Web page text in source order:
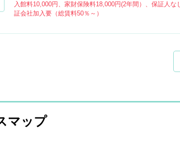
入館料10,000円、家財保険料18,000円(2年間）、保証人な
証会社加入要（総賃料50％～）
マップ